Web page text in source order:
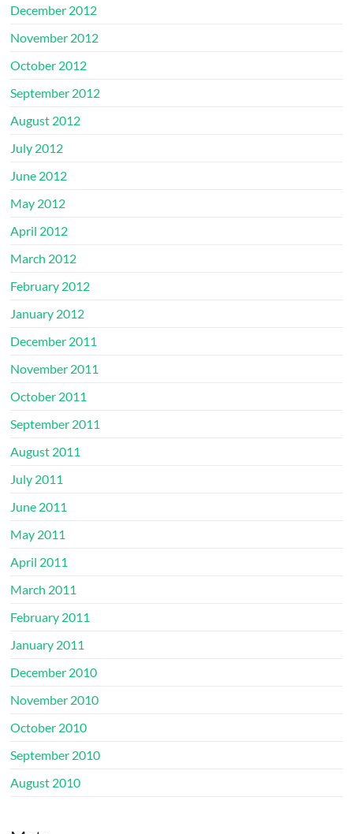
December 2012
November 2012
October 2012
September 2012
August 2012
July 2012
June 2012
May 2012
April 2012
March 2012
February 2012
January 2012
December 2011
November 2011
October 2011
September 2011
August 2011
July 2011
June 2011
May 2011
April 2011
March 2011
February 2011
January 2011
December 2010
November 2010
October 2010
September 2010
August 2010